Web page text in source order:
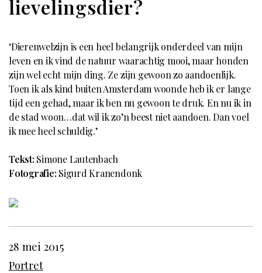
lievelingsdier?
‘Dierenwelzijn is een heel belangrijk onderdeel van mijn
leven en ik vind de natuur waarachtig mooi, maar honden
zijn wel echt mijn ding. Ze zijn gewoon zo aandoenlijk.
Toen ik als kind buiten Amsterdam woonde heb ik er lange
tijd een gehad, maar ik ben nu gewoon te druk. En nu ik in
de stad woon…dat wil ik zo’n beest niet aandoen. Dan voel
ik mee heel schuldig.’
Tekst: Simone Lautenbach
Fotografie: Sigurd Kranendonk
28 mei 2015
Portret